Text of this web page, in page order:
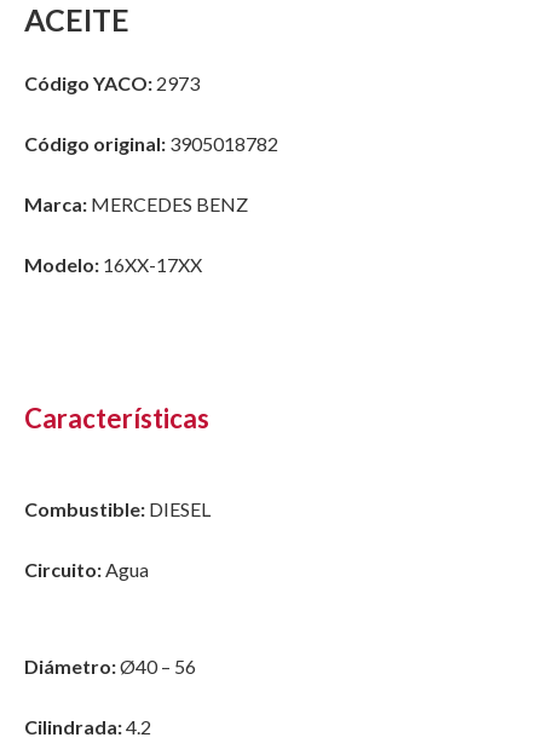
ACEITE
Código YACO: 2973
Código original: 3905018782
Marca: MERCEDES BENZ
Modelo: 16XX-17XX
Características
Combustible: DIESEL
Circuito:Agua
Diámetro:Ø40 – 56
Cilindrada:4.2